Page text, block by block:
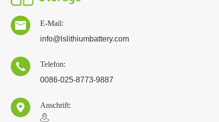

E-Mail:
info@lslithiumbattery.com

Telefon:
0086-025-8773-9887
 Anschrift: